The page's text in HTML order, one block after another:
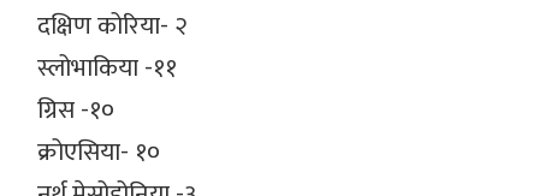
दक्षिण कोरिया- २
स्लोभाकिया -११
ग्रिस -१०
क्रोएसिया- १०